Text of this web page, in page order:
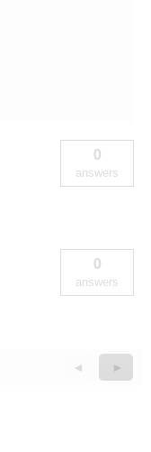
0
answers
0
answers
Previous
Questions
◄
Next
►